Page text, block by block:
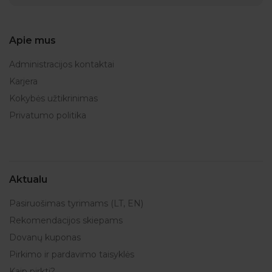
Apie mus
Administracijos kontaktai
Karjera
Kokybės užtikrinimas
Privatumo politika
Aktualu
Pasiruošimas tyrimams (LT, EN)
Rekomendacijos skiepams
Dovanų kuponas
Pirkimo ir pardavimo taisyklės